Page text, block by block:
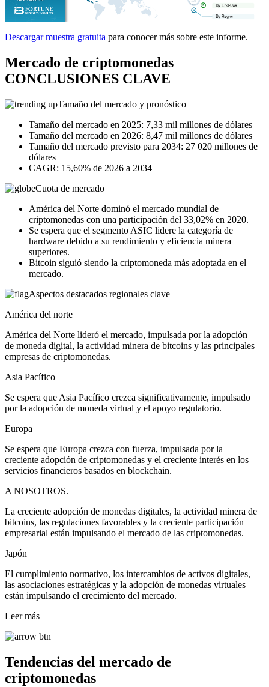
Descargar muestra gratuita para conocer más sobre este informe.
Mercado de criptomonedas
CONCLUSIONES CLAVE
Tamaño del mercado y pronóstico
Tamaño del mercado en 2025: 7,33 mil millones de dólares
Tamaño del mercado en 2026: 8,47 mil millones de dólares
Tamaño del mercado previsto para 2034: 27 020 millones de
dólares
CAGR: 15,60% de 2026 a 2034
Cuota de mercado
América del Norte dominó el mercado mundial de
criptomonedas con una participación del 33,02% en 2020.
Se espera que el segmento ASIC lidere la categoría de
hardware debido a su rendimiento y eficiencia minera
superiores.
Bitcoin siguió siendo la criptomoneda más adoptada en el
mercado.
Aspectos destacados regionales clave
América del norte
América del Norte lideró el mercado, impulsada por la adopción
de moneda digital, la actividad minera de bitcoins y las principales
empresas de criptomonedas.
Asia Pacífico
Se espera que Asia Pacífico crezca significativamente, impulsado
por la adopción de moneda virtual y el apoyo regulatorio.
Europa
Se espera que Europa crezca con fuerza, impulsada por la
creciente adopción de criptomonedas y el creciente interés en los
servicios financieros basados ​​en blockchain.
A NOSOTROS.
La creciente adopción de monedas digitales, la actividad minera de
bitcoins, las regulaciones favorables y la creciente participación
empresarial están impulsando el mercado de las criptomonedas.
Japón
El cumplimiento normativo, los intercambios de activos digitales,
las asociaciones estratégicas y la adopción de monedas virtuales
están impulsando el crecimiento del mercado.
Leer más
Tendencias del mercado de
criptomonedas